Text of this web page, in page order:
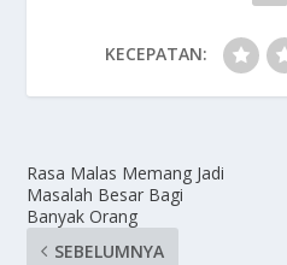
KECEPATAN:
Rasa Malas Memang Jadi
Masalah Besar Bagi
Banyak Orang
SEBELUMNYA